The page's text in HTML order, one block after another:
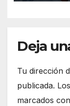
Deja
Tu dirección
publicada.
marcados con